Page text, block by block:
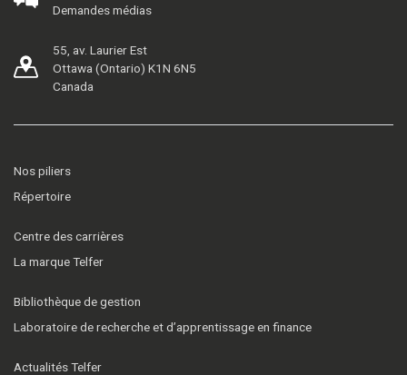
Demandes médias
55, av. Laurier Est
Ottawa (Ontario) K1N 6N5
Canada
Nos piliers
Répertoire
Centre des carrières
La marque Telfer
Bibliothèque de gestion
Laboratoire de recherche et d’apprentissage en finance
Actualités Telfer